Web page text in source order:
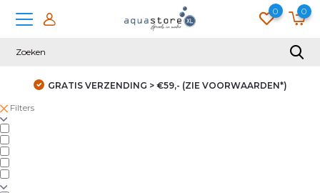
0 0
GRATIS VERZENDING > €59,- (ZIE VOORWAARDEN*)
Filters